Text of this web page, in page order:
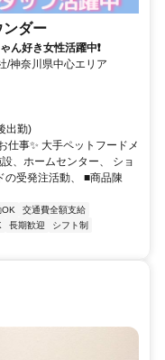
ンダー
ん好き女性活躍中❗
/神奈川県中心エリア
出勤)
仕事✨ 大手ペットフードメ
、ホームセンター、 ショ
の受発注活動、 ■商品陳
OK
交通費全額支給
長期歓迎
シフト制